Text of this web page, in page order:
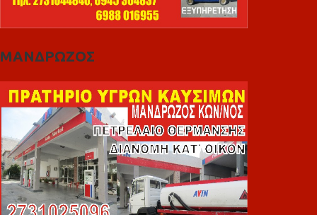
ΜΑΝΔΡΩΖΟΣ